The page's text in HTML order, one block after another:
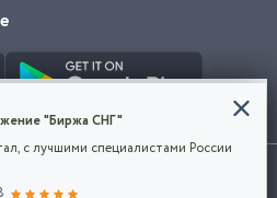
подача объявлений, означает
чтобы сделать
"Биржа СНГ"
с лучшими специалистами России